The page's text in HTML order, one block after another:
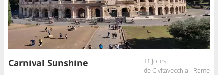
Carnival Sunshine
11 jours
de Civitavecchia - Rome